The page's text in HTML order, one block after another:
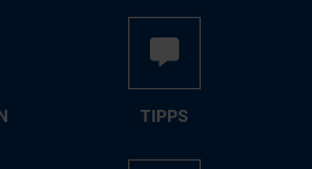
TIPPS